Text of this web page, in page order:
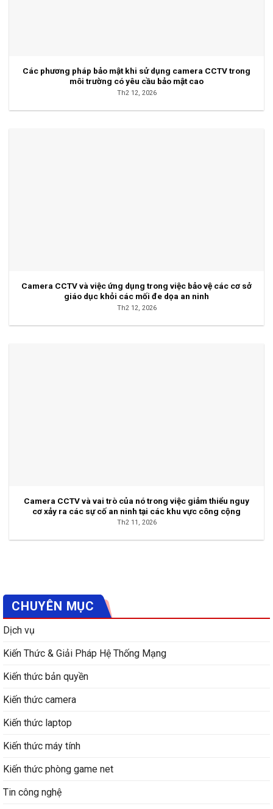
Các phương pháp bảo mật khi sử dụng camera CCTV trong
môi trường có yêu cầu bảo mật cao
Th2 12, 2026
Camera CCTV và việc ứng dụng trong việc bảo vệ các cơ sở
giáo dục khỏi các mối đe dọa an ninh
Th2 12, 2026
Camera CCTV và vai trò của nó trong việc giảm thiểu nguy
cơ xảy ra các sự cố an ninh tại các khu vực công cộng
Th2 11, 2026
CHUYÊN MỤC
Dịch vụ
Kiến Thức & Giải Pháp Hệ Thống Mạng
Kiến thức bản quyền
Kiến thức camera
Kiến thức laptop
Kiến thức máy tính
Kiến thức phòng game net
Tin công nghệ